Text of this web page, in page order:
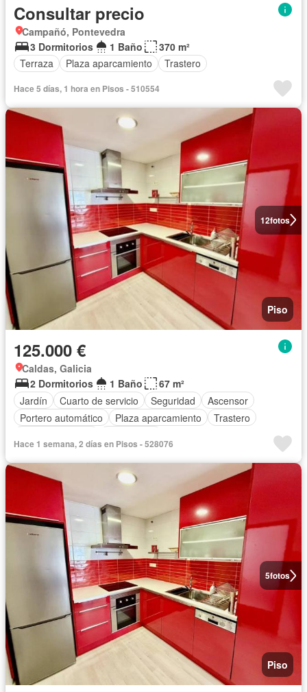
Consultar precio
Campañó, Pontevedra
3 Dormitorios
1 Baño
370 m²
Terraza
Plaza aparcamiento Trastero
Hace 5 días, 1 hora en Pisos - 510554
12fotos
Piso
125.000 €
Caldas, Galicia
2 Dormitorios
1 Baño
67 m²
Jardín
Cuarto de servicio Seguridad
Ascensor
Portero automático
Plaza aparcamiento
Trastero
Hace 1 semana, 2 días en Pisos - 528076
5fotos
Piso